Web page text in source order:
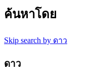
ค้นหาโดย
Skip search by ดาว
ดาว